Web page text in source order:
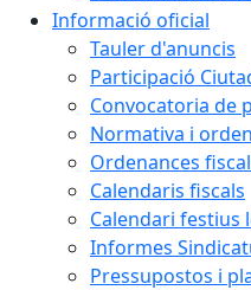
Informació oficial
Tauler d'anuncis
Participació
Convocatoria de
Normativa i
Ordenances
Calendaris fiscals
Calendari festius
Informes
Pressupostos i